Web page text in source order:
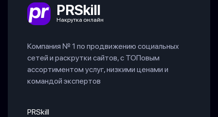
PRSkill
Накрутка онлайн
Компания № 1 по продвижению социальных
сетей и раскрутки сайтов, с ТОПовым
ассортиментом услуг, низкими ценами и
командой экспертов
PRSkill